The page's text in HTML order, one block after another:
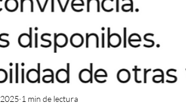
1 min de lectura